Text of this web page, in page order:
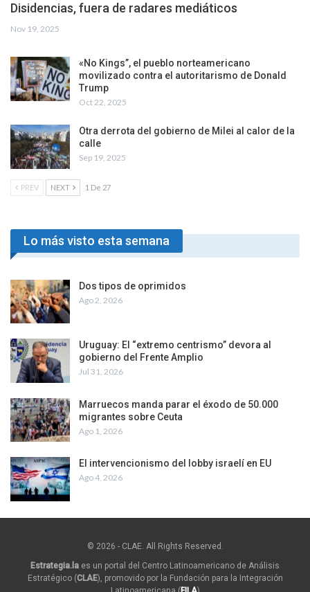
Disidencias, fuera de radares mediáticos
Nov 19, 2025
«No Kings”, el pueblo norteamericano
movilizado contra el autoritarismo de Donald
Trump
Oct 22, 2025
Otra derrota del gobierno de Milei al calor de la
calle
Sep 19, 2025
PREV NEXT 1 De 27
Lo más visto esta semana
Dos tipos de oprimidos
Ago 2, 2026
Uruguay: El “extremo centrismo” devora al
gobierno del Frente Amplio
Jul 31, 2026
Marruecos manda parar el éxodo de 50.000
migrantes sobre Ceuta
Ago 1, 2026
El intervencionismo del lobby israelí en EU
Ago 4, 2026
© 2026 - CLAE. All Rights Reserved.
Estrategia.la es un portal del Centro Latinoamericano de Análisis
Estratégico (CLAE), promovido por la Fundación para la Integración